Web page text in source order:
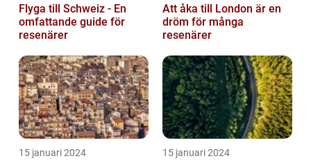
Flyga till Schweiz - En
omfattande guide för
resenärer
Att åka till London är en
dröm för många
resenärer
15 januari 2024 15 januari 2024